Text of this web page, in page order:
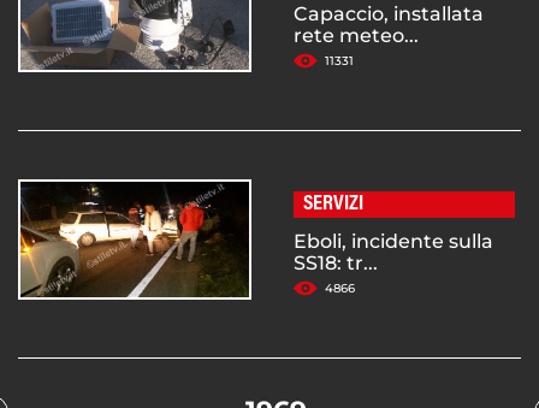
Capaccio, installata
rete meteo...
11331
SERVIZI
Eboli, incidente sulla
SS18: tr...
4866